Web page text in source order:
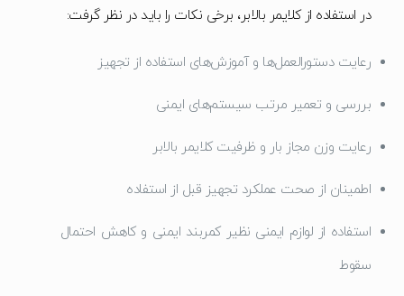
در استفاده از کلایمر بالابر، برخی نکات را باید در نظر گرفت:
رعایت دستورالعمل‌ها و آموزش‌های استفاده از تجهیز
بررسی و تعمیر مرتب سیستم‌های ایمنی
رعایت وزن مجاز بار و ظرفیت کلایمر بالابر
اطمینان از صحت عملکرد تجهیز قبل از استفاده
استفاده از لوازم ایمنی نظیر کمربند ایمنی و کاهش احتمال
سقوط